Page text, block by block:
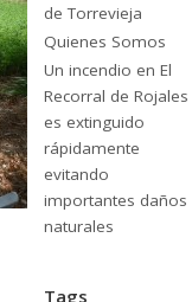
de Torrevieja
Quienes Somos
Un incendio en El
Recorral de Rojales
es extinguido
rápidamente
evitando
importantes daños
naturales
Tags